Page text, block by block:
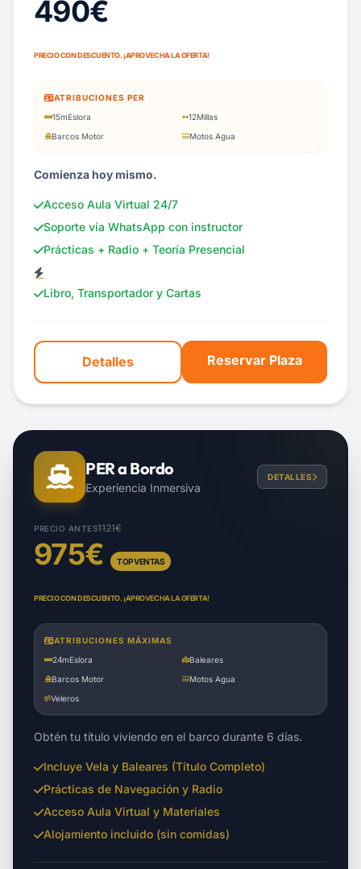
490€
PRECIO CON DESCUENTO. ¡APROVECHA LA OFERTA!
ATRIBUCIONES PER
15mEslora 12Millas
Barcos Motor
Motos Agua
Comienza hoy mismo.
Acceso Aula Virtual 24/7
Soporte vía WhatsApp con instructor
Prácticas + Radio + Teoría Presencial
Libro, Transportador y Cartas
Detalles Reservar Plaza
PER a Bordo
Experiencia Inmersiva
DETALLES
PRECIO ANTES1121€
975€ TOP VENTAS
PRECIO CON DESCUENTO. ¡APROVECHA LA OFERTA!
ATRIBUCIONES MÁXIMAS
24mEslora
Baleares
Barcos Motor
Motos Agua
Veleros
Obtén tu título viviendo en el barco durante 6 días.
Incluye Vela y Baleares (Título Completo)
Prácticas de Navegación y Radio
Acceso Aula Virtual y Materiales
Alojamiento incluido (sin comidas)